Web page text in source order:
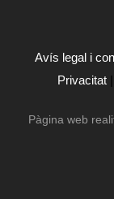
Avís legal i
Privacitat |
Pàgina web